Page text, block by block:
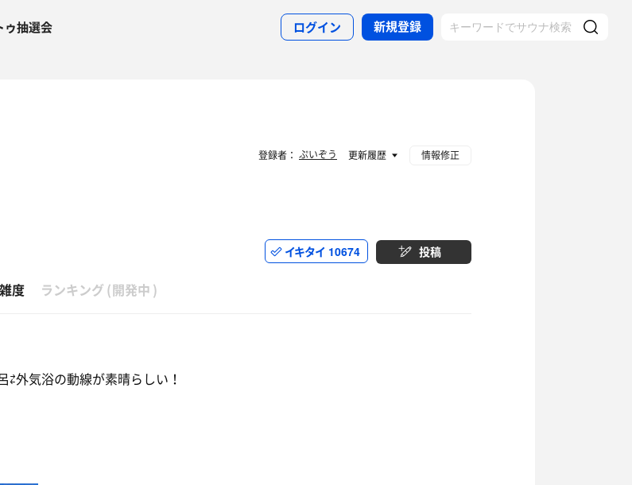
ゥ抽選会 ログイン 新規登録
イキタイ 10674 投稿
度 ランキング (開発中 )
外気浴の動線が素晴らしい！
登録者： ぷいぞう 更新履歴 情報修正